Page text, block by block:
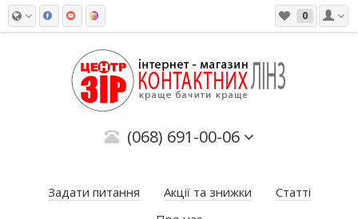
0
(068) 691-00-06
Задати питання Акції та знижки
Статті